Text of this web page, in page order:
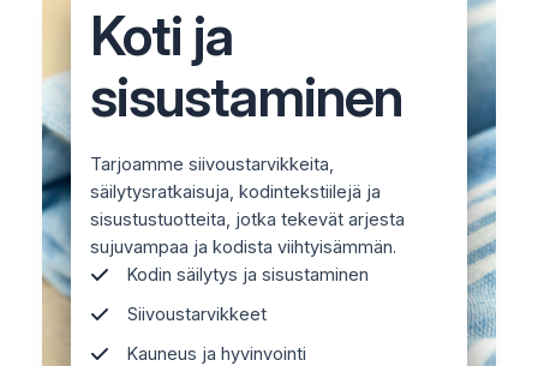
Koti ja
sisustaminen
Tarjoamme siivoustarvikkeita,
säilytysratkaisuja, kodintekstiilejä ja
sisustustuotteita, jotka tekevät arjesta
sujuvampaa ja kodista viihtyisämmän.
Kodin säilytys ja sisustaminen
Siivoustarvikkeet
Kauneus ja hyvinvointi